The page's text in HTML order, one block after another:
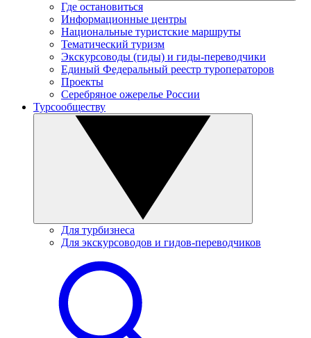
Где остановиться
Информационные центры
Национальные туристские маршруты
Тематический туризм
Экскурсоводы (гиды) и гиды-переводчики
Единый Федеральный реестр туроператоров
Проекты
Серебряное ожерелье России
Турсообществу
Для турбизнеса
Для экскурсоводов и гидов-переводчиков